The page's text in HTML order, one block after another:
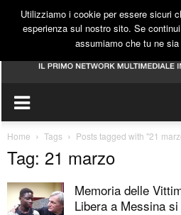
Home Tags Posts tagged with "21
Tag: 21 marzo
Memoria delle
Libera a Messina
Utilizziamo i cookie per essere sicuri
esperienza sul nostro sito. Se
assumiamo che tu ne